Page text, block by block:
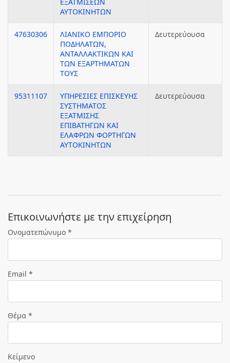
ΑΥΤΟΚΙΝΗΤΩΝ
47630306
ΛΙΑΝΙΚΟ ΕΜΠΟΡΙΟ
ΠΟΔΗΛΑΤΩΝ,
ΑΝΤΑΛΛΑΚΤΙΚΩΝ ΚΑΙ
ΤΩΝ ΕΞΑΡΤΗΜΑΤΩΝ
ΤΟΥΣ
Δευτερεύουσα
95311107
ΥΠΗΡΕΣΙΕΣ ΕΠΙΣΚΕΥΗΣ
ΣΥΣΤΗΜΑΤΟΣ
ΕΞΑΤΜΙΣΗΣ
ΕΠΙΒΑΤΗΓΩΝ ΚΑΙ
ΕΛΑΦΡΩΝ ΦΟΡΤΗΓΩΝ
ΑΥΤΟΚΙΝΗΤΩΝ
Δευτερεύουσα
Eπικοινωνήστε με την επιχείρηση
Ονοματεπώνυμο *
Email *
Θέμα *
Κείμενο